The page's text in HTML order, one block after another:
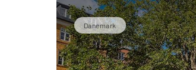
Danemark